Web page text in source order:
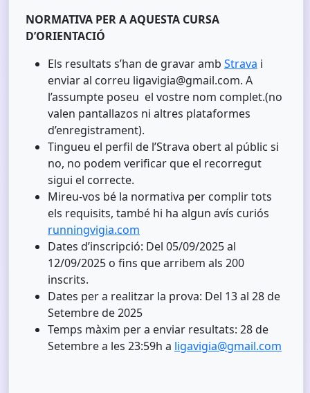
NORMATIVA PER A AQUESTA CURSA
D’ORIENTACIÓ
Els resultats s’han de gravar amb Strava i
enviar al correu ligavigia@gmail.com. A
l’assumpte poseu el vostre nom complet.(no
valen pantallazos ni altres plataformes
d’enregistrament).
Tingueu el perfil de l’Strava obert al públic si
no, no podem verificar que el recorregut
sigui el correcte.
Mireu-vos bé la normativa per complir tots
els requisits, també hi ha algun avís curiós
runningvigia.com
Dates d’inscripció: Del 05/09/2025 al
12/09/2025 o fins que arribem als 200
inscrits.
Dates per a realitzar la prova: Del 13 al 28 de
Setembre de 2025
Temps màxim per a enviar resultats: 28 de
Setembre a les 23:59h a ligavigia@gmail.com